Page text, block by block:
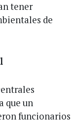
tener
de
que un
funcionarios